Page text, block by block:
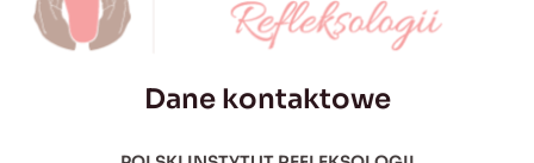
Dane kontaktowe